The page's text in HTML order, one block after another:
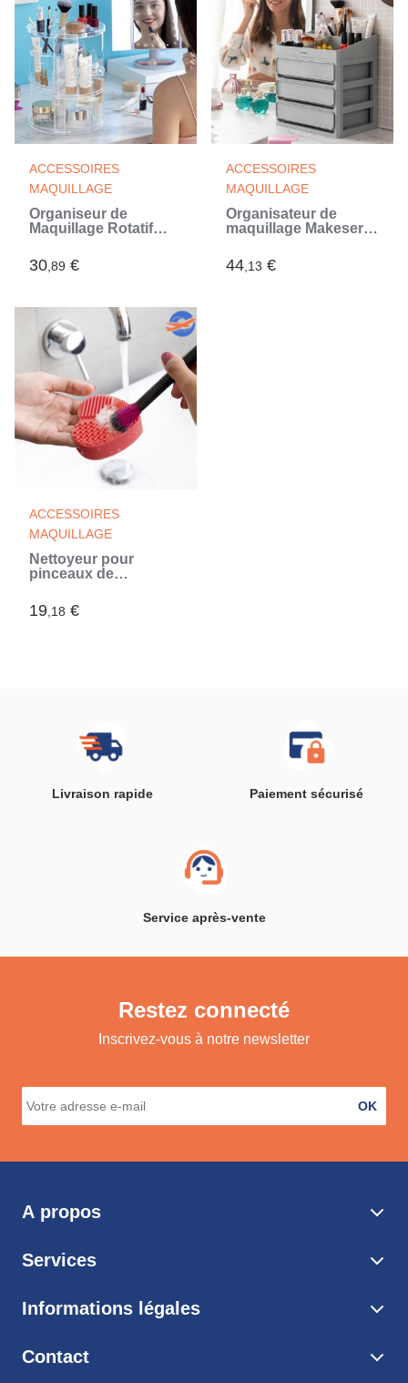
ACCESSOIRES
MAQUILLAGE
Organiseur de
Maquillage Rotatif
30,89 €
ACCESSOIRES
MAQUILLAGE
Organisateur de
maquillage Makeser
44,13 €
ACCESSOIRES
MAQUILLAGE
Nettoyeur pour
pinceaux de
InnovaGoods
19,18 €
Livraison rapide Paiement sécurisé
Service après-vente
Restez connecté
Inscrivez-vous à notre newsletter
OK
A propos
Services
Informations légales
Contact